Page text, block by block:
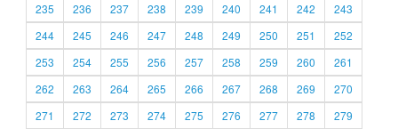
235
236 237 238 239 240 241 242
243
244
245 246 247 248 249 250 251
252
253
254 255 256 257 258 259 260
261
262
263 264 265 266 267 268 269
270
271
272 273 274 275 276 277 278
279